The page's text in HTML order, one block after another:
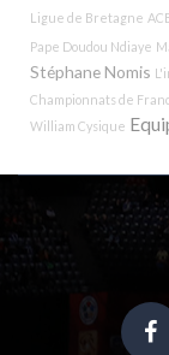
Ligue de Bretagne
Pape Doudou Ndiaye
Stéphane Nomis
Championnats de
William Cysique